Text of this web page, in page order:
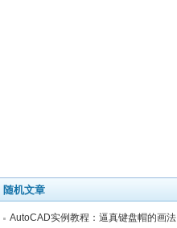
随机文章
AutoCAD实例教程：逼真键盘帽的画法